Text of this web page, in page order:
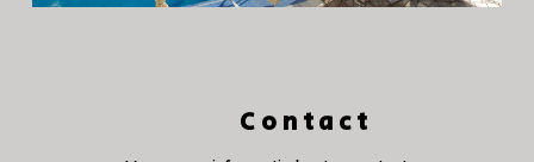
Contact